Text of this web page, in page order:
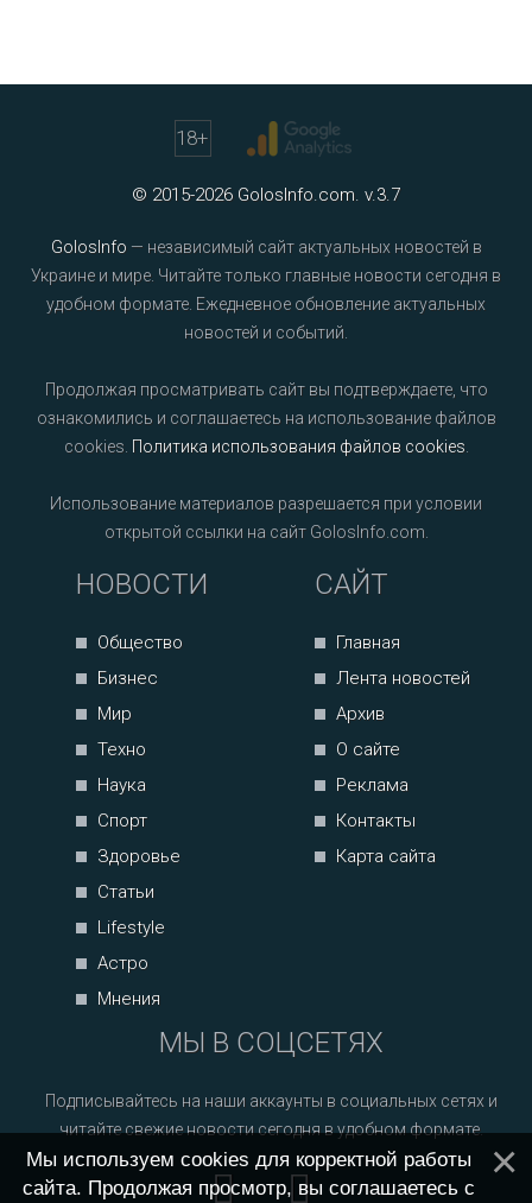
18+
© 2015-2026 GolosInfo.com. v.3.7
GolosInfo — независимый сайт актуальных новостей в
Украине и мире. Читайте только главные новости сегодня в
удобном формате. Ежедневное обновление актуальных
новостей и событий.
Продолжая просматривать сайт вы подтверждаете, что
ознакомились и соглашаетесь на использование файлов
cookies. Политика использования файлов cookies
Использование материалов разрешается при условии
открытой ссылки на сайт GolosInfo.com.
НОВОСТИ
Общество
Бизнес
Мир
Техно
Наука
Спорт
Здоровье
Статьи
Lifestyle
Астро
Мнения
САЙТ
Главная
Лента новостей
Архив
О сайте
Реклама
Контакты
Карта сайта
МЫ В СОЦСЕТЯХ
Подписывайтесь на наши аккаунты в социальных сетях и
читайте свежие новости сегодня в удобном формате.
Мы используем cookies для корректной работы
сайта. Продолжая просмотр, вы соглашаетесь с